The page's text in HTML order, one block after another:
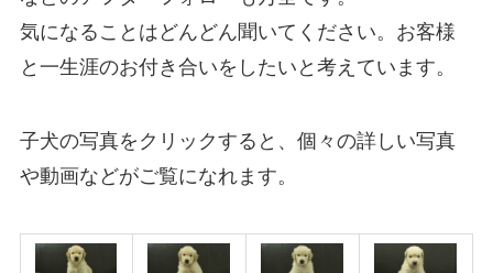
気になることはどんどん聞いてください。お客様
と一生涯のお付き合いをしたいと考えています。
子犬の写真をクリックすると、個々の詳しい写真
や動画などがご覧になれます。